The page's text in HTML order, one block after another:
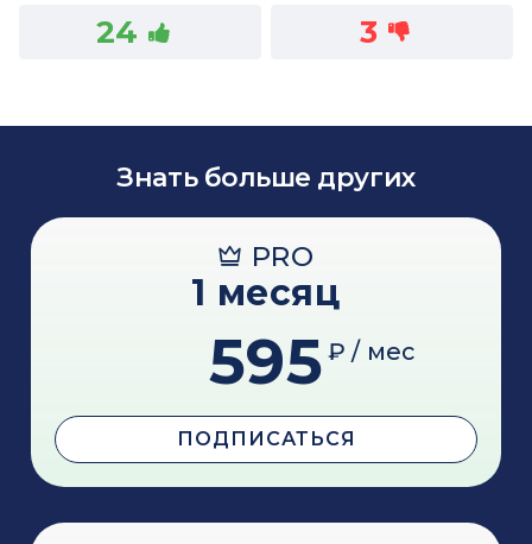
24 3
Знать больше других
PRO
1 месяц
595 ₽ / мес
ПОДПИСАТЬСЯ